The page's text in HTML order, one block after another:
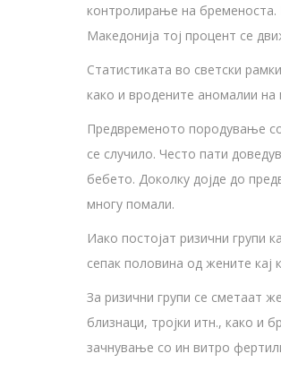
контролирање на
Македонија тој процент се
Статистиката во светски
како и вродените аномалии на
Предвременото породување
се случило. Често пати
бебето. Доколку дојде до
многу помали.
Иако постојат ризични групи
сепак половина од жените кај
За ризични групи се сметаат
близнаци, тројки итн., како и
зачнување со ин витро